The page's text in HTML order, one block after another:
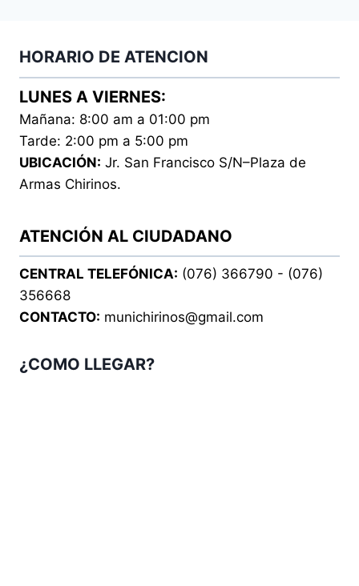
HORARIO DE ATENCION
LUNES A VIERNES:
Mañana: 8:00 am a 01:00 pm
Tarde: 2:00 pm a 5:00 pm
UBICACIÓN: Jr. San Francisco S/N–Plaza de
Armas Chirinos.
ATENCIÓN AL CIUDADANO
CENTRAL TELEFÓNICA: (076) 366790 - (076)
356668
CONTACTO: munichirinos@gmail.com
¿COMO LLEGAR?